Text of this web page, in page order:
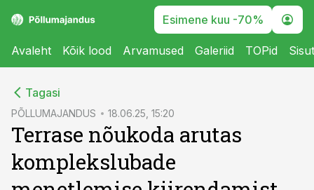
Esimene kuu -70%
Avaleht Kõik lood Arvamused Galeriid TOPid
Tagasi
PÕLLUMAJANDUS 18.06.25, 15:20
Terrase nõukoda arutas
komplekslubade